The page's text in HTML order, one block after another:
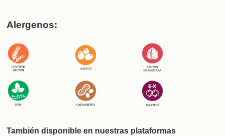
Alergenos:
También disponible en nuestras plataformas